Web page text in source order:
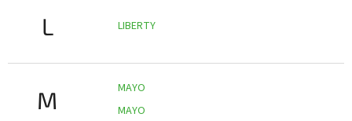
L LIBERTY
M
MAYO
MAYO